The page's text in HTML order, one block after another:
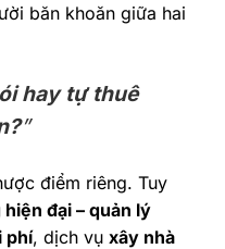
băn khoăn giữa hai
hay tự thuê
”
điểm riêng. Tuy
đại – quản lý
phí, dịch vụ xây nhà